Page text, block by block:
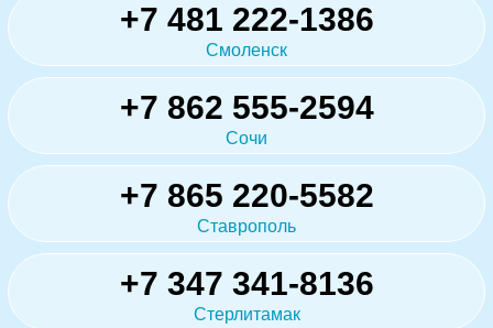
+7 481 222-1386
Смоленск
+7 862 555-2594
Сочи
+7 865 220-5582
Ставрополь
+7 347 341-8136
Стерлитамак